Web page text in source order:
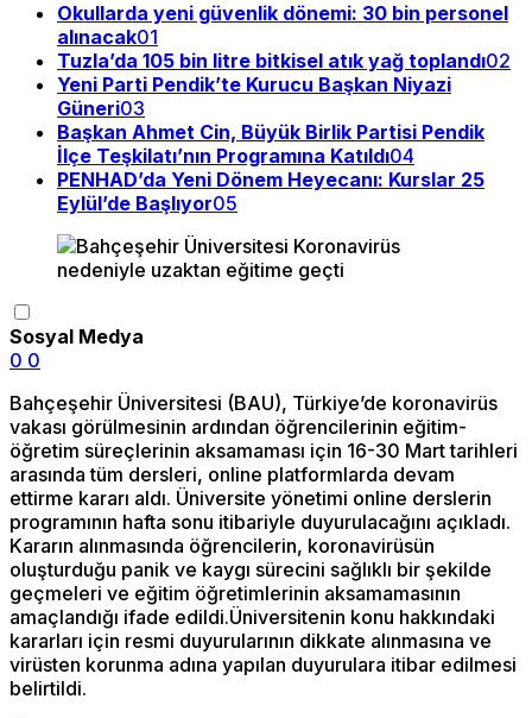
Okullarda yeni güvenlik dönemi: 30 bin personel
alınacak01
Tuzla’da 105 bin litre bitkisel atık yağ toplandı02
Yeni Parti Pendik’te Kurucu Başkan Niyazi
Güneri03
Başkan Ahmet Cin, Büyük Birlik Partisi Pendik
İlçe Teşkilatı’nın Programına Katıldı04
PENHAD’da Yeni Dönem Heyecanı: Kurslar 25
Eylül’de Başlıyor05
Sosyal Medya
0 0
Bahçeşehir Üniversitesi (BAU), Türkiye’de koronavirüs
vakası görülmesinin ardından öğrencilerinin eğitim-
öğretim süreçlerinin aksamaması için 16-30 Mart tarihleri
arasında tüm dersleri, online platformlarda devam
ettirme kararı aldı. Üniversite yönetimi online derslerin
programının hafta sonu itibariyle duyurulacağını açıkladı.
Kararın alınmasında öğrencilerin, koronavirüsün
oluşturduğu panik ve kaygı sürecini sağlıklı bir şekilde
geçmeleri ve eğitim öğretimlerinin aksamamasının
amaçlandığı ifade edildi.Üniversitenin konu hakkındaki
kararları için resmi duyurularının dikkate alınmasına ve
virüsten korunma adına yapılan duyurulara itibar edilmesi
belirtildi.